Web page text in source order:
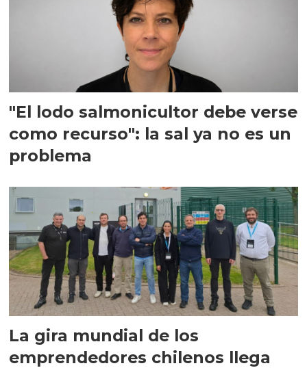
"El lodo salmonicultor debe verse
como recurso": la sal ya no es un
problema
La gira mundial de los
emprendedores chilenos llega